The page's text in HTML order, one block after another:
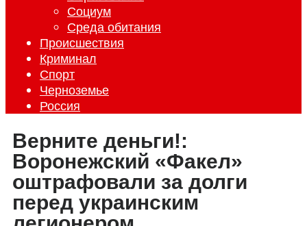
Социум
Среда обитания
Происшествия
Криминал
Спорт
Черноземье
Россия
Верните деньги!:
Воронежский «Факел»
оштрафовали за долги
перед украинским